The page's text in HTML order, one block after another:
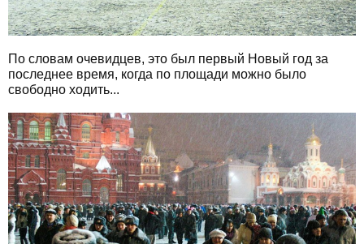
По словам очевидцев, это был первый Новый год за
последнее время, когда по площади можно было
свободно ходить...